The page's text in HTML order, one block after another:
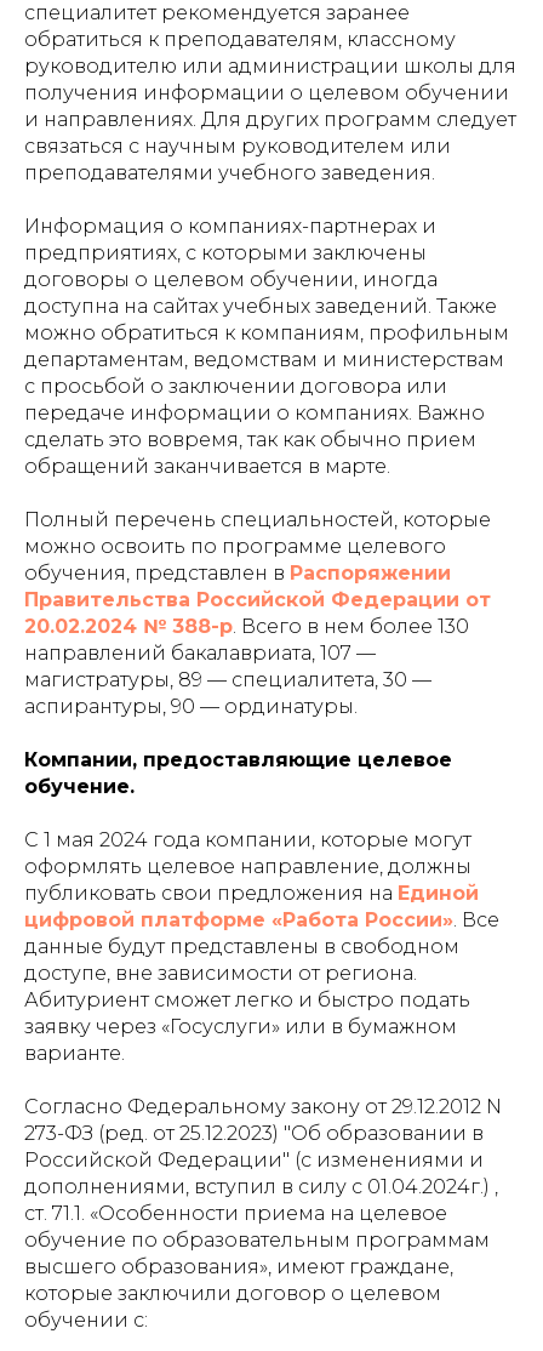
специалитет рекомендуется заранее
обратиться к преподавателям, классному
руководителю или администрации школы для
получения информации о целевом обучении
и направлениях. Для других программ следует
связаться с научным руководителем или
преподавателями учебного заведения.
Информация о компаниях-партнерах и
предприятиях, с которыми заключены
договоры о целевом обучении, иногда
доступна на сайтах учебных заведений. Также
можно обратиться к компаниям, профильным
департаментам, ведомствам и министерствам
с просьбой о заключении договора или
передаче информации о компаниях. Важно
сделать это вовремя, так как обычно прием
обращений заканчивается в марте.
Полный перечень специальностей, которые
можно освоить по программе целевого
обучения, представлен в Распоряжении
Правительства Российской Федерации от
20.02.2024 № 388-р. Всего в нем более 130
направлений бакалавриата, 107 —
магистратуры, 89 — специалитета, 30 —
аспирантуры, 90 — ординатуры.
Компании, предоставляющие целевое
обучение.
С 1 мая 2024 года компании, которые могут
оформлять целевое направление, должны
публиковать свои предложения на Единой
цифровой платформе «Работа России». Все
данные будут представлены в свободном
доступе, вне зависимости от региона.
Абитуриент сможет легко и быстро подать
заявку через «Госуслуги» или в бумажном
варианте.
Согласно Федеральному закону от 29.12.2012 N
273-ФЗ (ред. от 25.12.2023) "Об образовании в
Российской Федерации" (с изменениями и
дополнениями, вступил в силу с 01.04.2024г.) ,
ст. 71.1. «Особенности приема на целевое
обучение по образовательным программам
высшего образования», имеют граждане,
которые заключили договор о целевом
обучении с: